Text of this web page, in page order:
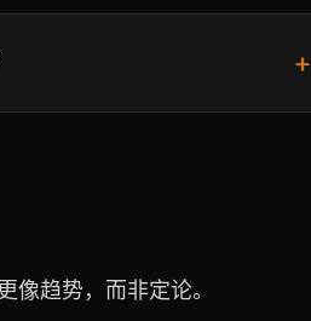
+
像趋势，而非定论。